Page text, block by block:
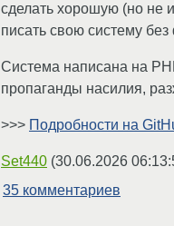
сделать хорошую (но не
писать свою систему
Система написана на
пропаганды насилия,
>>> Подробности на
Set440 (30.06.2026
35 комментариев